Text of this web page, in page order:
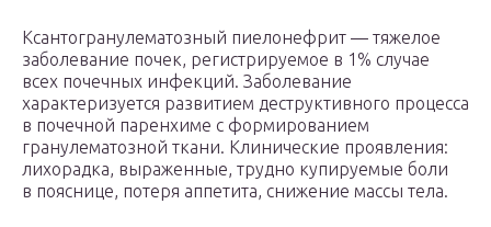
Ксантогранулематозный пиелонефрит — тяжелое
заболевание почек, регистрируемое в 1% случае
всех почечных инфекций. Заболевание
характеризуется развитием деструктивного процесса
в почечной паренхиме с формированием
гранулематозной ткани. Клинические проявления:
лихорадка, выраженные, трудно купируемые боли
в пояснице, потеря аппетита, снижение массы тела.